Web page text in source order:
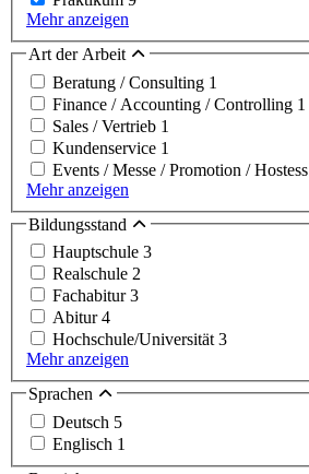
Mehr anzeigen
Art der Arbeit
Beratung / Consulting 1
Finance / Accounting / Controlling 1
Sales / Vertrieb 1
Kundenservice 1
Events / Messe / Promotion / Hostess
Mehr anzeigen
Bildungsstand
Hauptschule 3
Realschule 2
Fachabitur3
Abitur4
Hochschule/Universität 3
Mehr anzeigen
Sprachen
Deutsch 5
Englisch 1